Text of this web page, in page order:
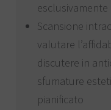
esclusivamente
Scansione
valutare
discutere in
sfumature
pianificato